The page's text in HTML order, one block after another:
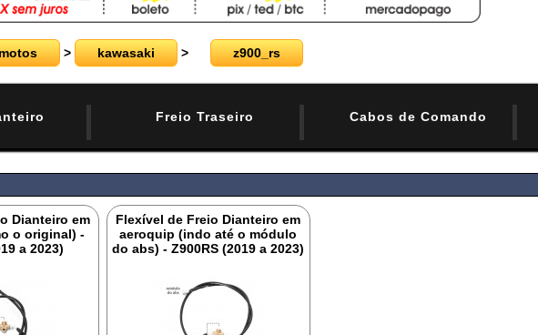
> kawasaki > z900_rs
Freio Traseiro Cabos de Comando
Dianteiro em
o original) -
a 2023)
Flexível de Freio Dianteiro em
aeroquip (indo até o módulo
do abs) - Z900RS (2019 a 2023)